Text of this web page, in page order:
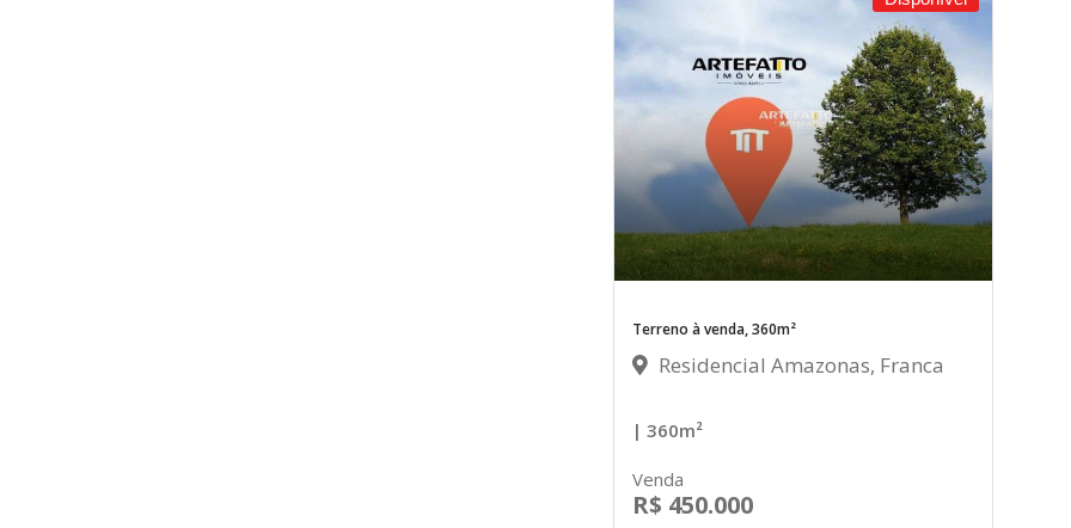
Terreno à venda, 360m²
Residencial Amazonas, Franca
| 360m²
Venda
R$ 450.000